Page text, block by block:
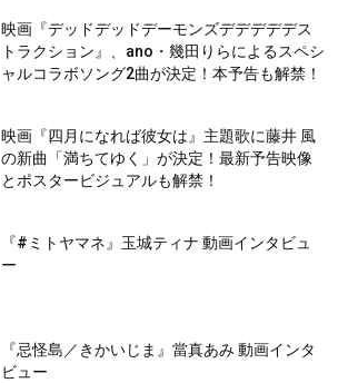
映画『デッドデッドデーモンズデデデデデス
トラクション』、ano・幾田りらによるスペシ
ャルコラボソング2曲が決定！本予告も解禁！
映画『四月になれば彼女は』主題歌に藤井 風
の新曲「満ちてゆく」が決定！最新予告映像
とポスタービジュアルも解禁！
『#ミトヤマネ』玉城ティナ 動画インタビュ
ー
『忌怪島／きかいじま』當真あみ 動画インタ
ビュー